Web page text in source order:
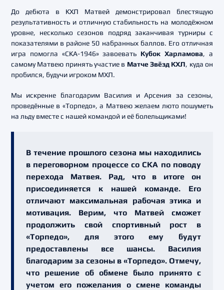
До дебюта в КХЛ Матвей демонстрировал блестящую
результативность и отличную стабильность на молодёжном
уровне, несколько сезонов подряд заканчивая турниры с
показателями в районе 50 набранных баллов. Его отличная
игра помогла «СКА-1946» завоевать Кубок Харламова, а
самому Матвею принять участие в Матче Звёзд КХЛ, куда он
пробился, будучи игроком МХЛ.
Мы искренне благодарим Василия и Арсения за сезоны,
проведённые в «Торпедо», а Матвею желаем люто пошуметь
на льду вместе с нашей командой и её болельщиками!
В течение прошлого сезона мы находились
в переговорном процессе со СКА по поводу
перехода Матвея. Рад, что в итоге он
присоединяется к нашей команде. Его
отличают максимальная рабочая этика и
мотивация. Верим, что Матвей сможет
продолжить свой спортивный рост в
«Торпедо», для этого ему будут
предоставлены все шансы. Василия
благодарим за сезоны в «Торпедо». Отмечу,
что решение об обмене было принято с
учетом его пожелания о смене команды